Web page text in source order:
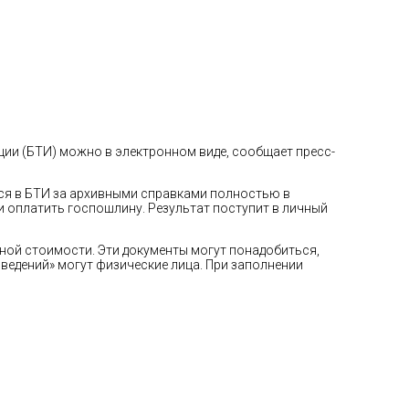
(БТИ) можно в электронном виде, сообщает пресс-
в БТИ за архивными справками полностью в
госпошлину. Результат поступит в личный
стоимости. Эти документы могут понадобиться,
могут физические лица. При заполнении